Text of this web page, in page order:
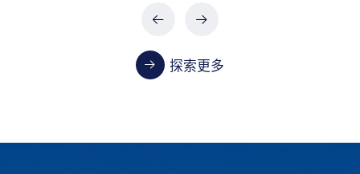
探索更多
政府采购项目（XHTC-HW-2026-0485）中标结
首都医科大学2023-2024学年本科教学质量报告